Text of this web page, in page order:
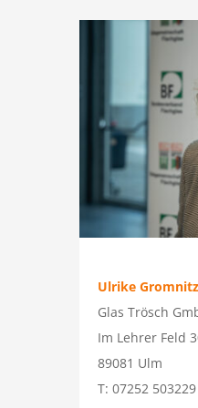
Ulrike
Glas Trösch
Im Lehrer Feld
89081 Ulm
T: 07252 503229